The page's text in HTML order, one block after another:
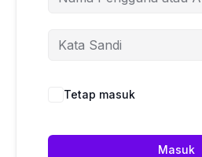
Tetap masuk
Masuk